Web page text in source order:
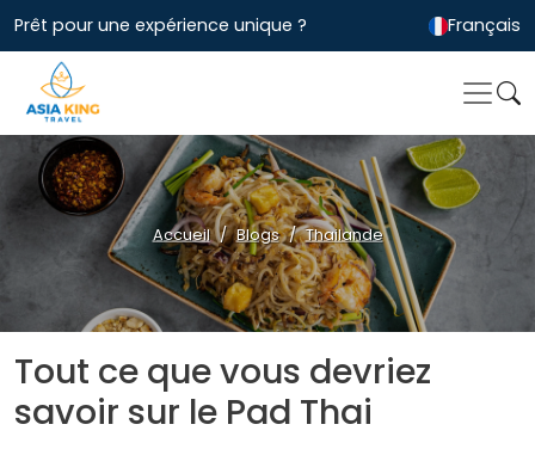
Prêt pour une expérience unique ? Français
Accueil Blogs Thailande
Tout ce que vous devriez
savoir sur le Pad Thai